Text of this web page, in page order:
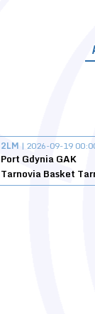
2LM | 2026-09-19
Port Gdynia GAK